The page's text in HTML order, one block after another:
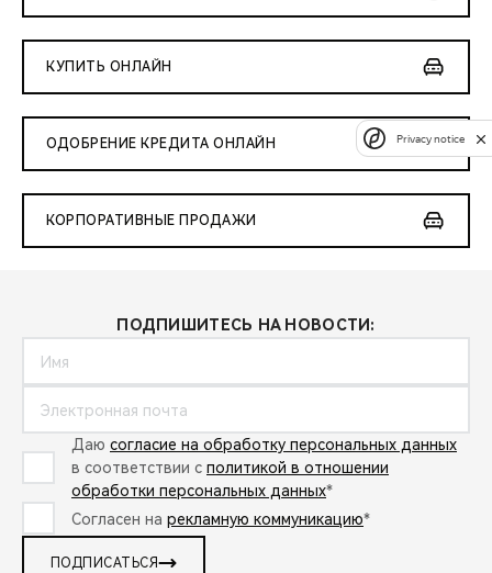
КУПИТЬ ОНЛАЙН
ОДОБРЕНИЕ КРЕДИТА ОНЛАЙН
КОРПОРАТИВНЫЕ ПРОДАЖИ
ПОДПИШИТЕСЬ НА НОВОСТИ:
Даю согласие на обработку персональных данных
в соответствии с политикой в отношении
обработки персональных данных*
Согласен на рекламную коммуникацию*
ПОДПИСАТЬСЯ
Privacy notice